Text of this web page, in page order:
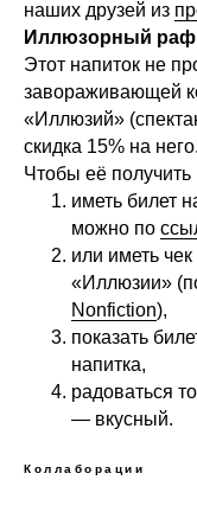
наших друзей из
Иллюзорный раф
Этот напиток не
завораживающей
«Иллюзий»
скидка 15% на него.
Чтобы её получить
иметь билет
можно по
или иметь
«Иллюзии»
Nonfiction),
показать
напитка,
радоваться
— вкусный.
Коллаборации